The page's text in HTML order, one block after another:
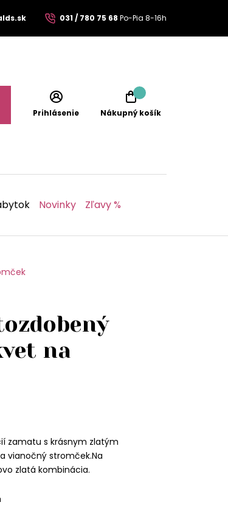
031 / 780 75 68 Po-Pia 8-16h
Prihlásenie Nákupný košík
Novinky Zľavy %
na
zamatu s krásnym zlatým
vianočný stromček.Na
zlatá kombinácia.